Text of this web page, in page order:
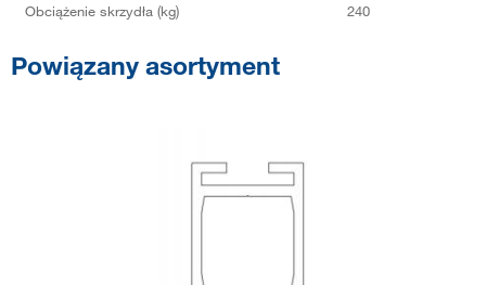
Obciążenie skrzydła (kg) 240
Powiązany asortyment